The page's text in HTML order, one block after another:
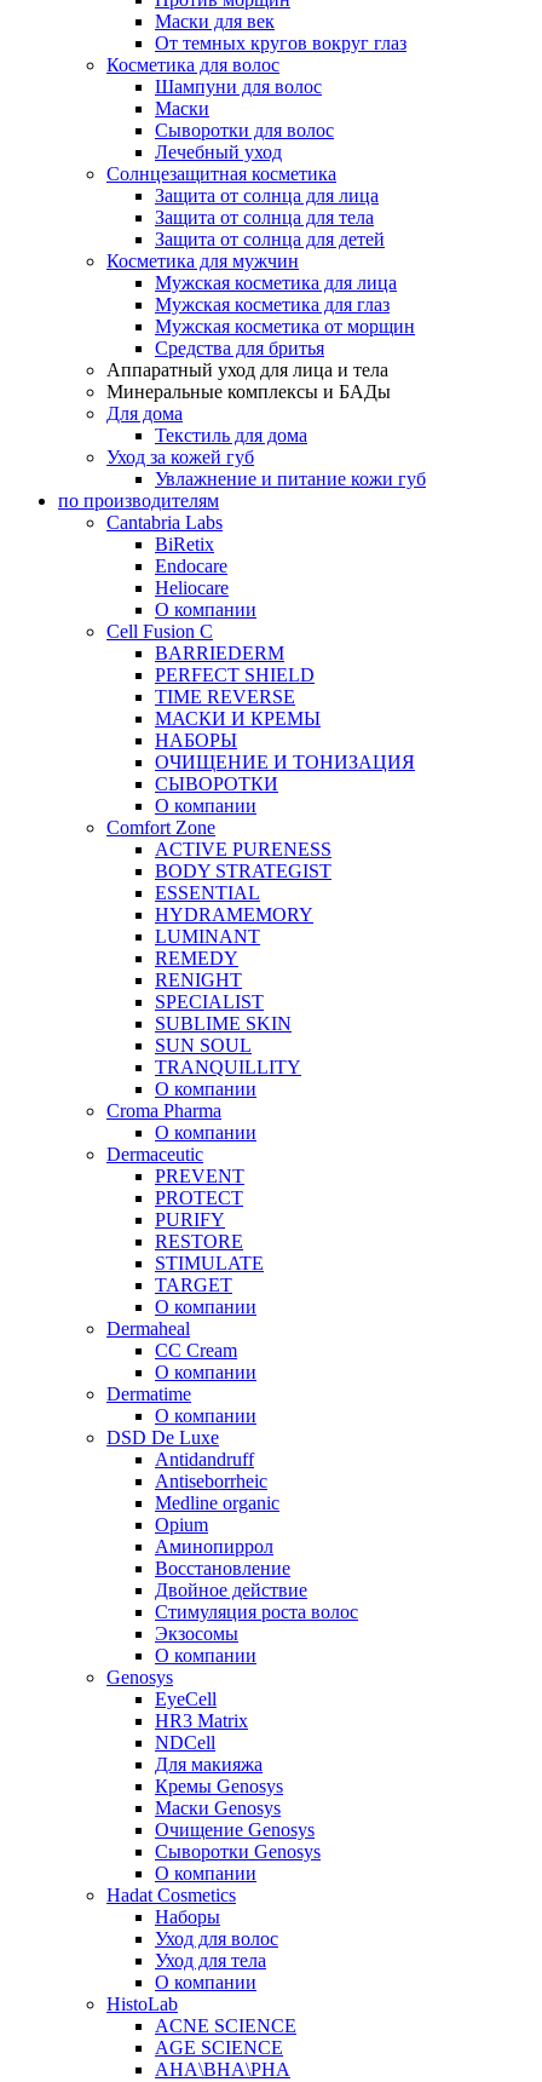
Маски для век
От темных кругов вокруг глаз
Косметика для волос
Шампуни для волос
Маски
Сыворотки для волос
Лечебный уход
Солнцезащитная косметика
Защита от солнца для лица
Защита от солнца для тела
Защита от солнца для детей
Косметика для мужчин
Мужская косметика для лица
Мужская косметика для глаз
Мужская косметика от морщин
Средства для бритья
Аппаратный уход для лица и тела
Минеральные комплексы и БАДы
Для дома
Текстиль для дома
Уход за кожей губ
Увлажнение и питание кожи губ
по производителям
Cantabria Labs
BiRetix
Endocare
Heliocare
О компании
Cell Fusion C
BARRIEDERM
PERFECT SHIELD
TIME REVERSE
МАСКИ И КРЕМЫ
НАБОРЫ
ОЧИЩЕНИЕ И ТОНИЗАЦИЯ
СЫВОРОТКИ
О компании
Comfort Zone
ACTIVE PURENESS
BODY STRATEGIST
ESSENTIAL
HYDRAMEMORY
LUMINANT
REMEDY
RENIGHT
SPECIALIST
SUBLIME SKIN
SUN SOUL
TRANQUILLITY
О компании
Croma Pharma
О компании
Dermaceutic
PREVENT
PROTECT
PURIFY
RESTORE
STIMULATE
TARGET
О компании
Dermaheal
CC Cream
О компании
Dermatime
О компании
DSD De Luxe
Antidandruff
Antiseborrheic
Medline organic
Opium
Аминопиррол
Восстановление
Двойное действие
Стимуляция роста волос
Экзосомы
О компании
Genosys
EyeCell
HR3 Matrix
NDCell
Для макияжа
Кремы Genosys
Маски Genosys
Очищение Genosys
Сыворотки Genosys
О компании
Hadat Cosmetics
Наборы
Уход для волос
Уход для тела
О компании
HistoLab
ACNE SCIENCE
AGE SCIENCE
AHA\BHA\PHA